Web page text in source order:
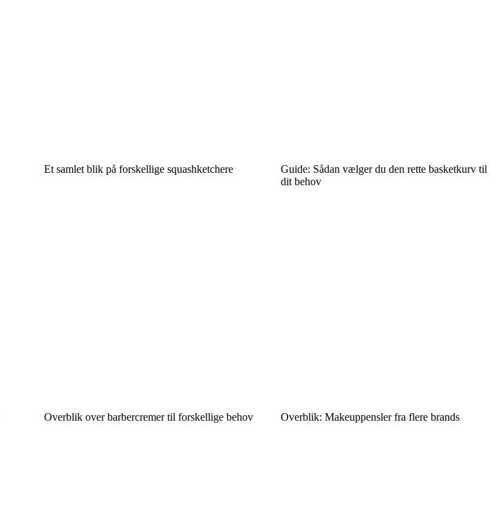
Et samlet blik på forskellige squashketchere
Guide: Sådan vælger du den rette basketkurv til
dit behov
Overblik over barbercremer til forskellige behov Overblik: Makeuppensler fra flere brands